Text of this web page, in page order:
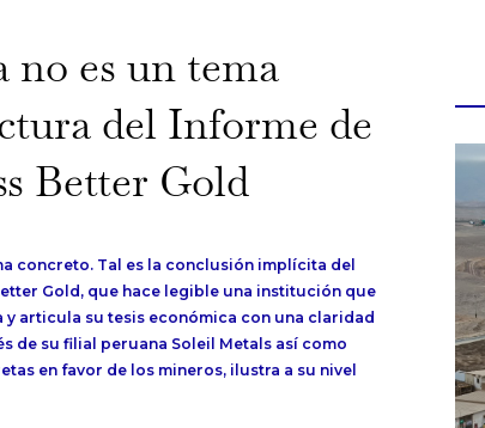
no es un tema
del Informe de
Better Gold
concreto. Tal es la conclusión implícita del
Gold, que hace legible una institución que
y articula su tesis económica con una claridad
de su filial peruana Soleil Metals así como
en favor de los mineros, ilustra a su nivel